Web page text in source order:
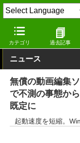
カテゴリ 過去記事
窓の杜 画像・映像・音
ニュース
無償の動画編集
で不測の事態か
既定に
起動速度を短縮。